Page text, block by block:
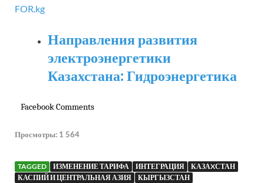
FOR.kg
Направления развития
электроэнергетики
Казахстана: Гидроэнергетика
Facebook Comments
Просмотры: 1 564
TAGGED ИЗМЕНЕНИЕ ТАРИФА ИНТЕГРАЦИЯ
КАЗАXСТАН
КАСПИЙ И ЦЕНТРАЛЬНАЯ АЗИЯ
КЫРГЫЗСТАН